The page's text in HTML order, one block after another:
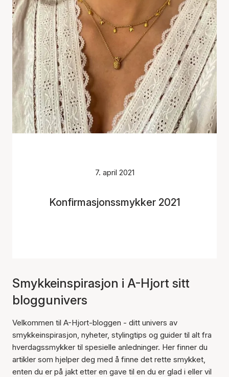
7. april 2021
Konfirmasjonssmykker 2021
Smykkeinspirasjon i A-Hjort sitt
bloggunivers
Velkommen til A-Hjort-bloggen - ditt univers av
smykkeinspirasjon, nyheter, stylingtips og guider til alt fra
hverdagssmykker til spesielle anledninger. Her finner du
artikler som hjelper deg med å finne det rette smykket,
enten du er på jakt etter en gave til en du er glad i eller vil